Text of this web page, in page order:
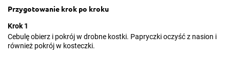
Przygotowanie krok po kroku
Krok 1
Cebulę obierz i pokrój w drobne kostki. Papryczki oczyść z nasion i
również pokrój w kosteczki.